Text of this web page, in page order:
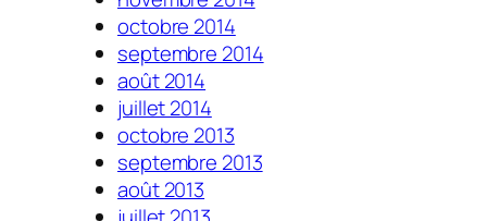
octobre 2014
septembre 2014
août 2014
juillet 2014
octobre 2013
septembre 2013
août 2013